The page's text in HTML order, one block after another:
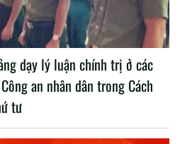
dạy lý luận chính trị ở các
an nhân dân trong Cách
tư